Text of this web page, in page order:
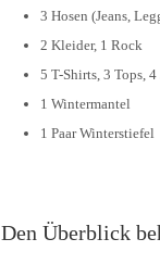
3 Hosen (Jeans,
2 Kleider, 1 Rock
5 T-Shirts, 3 Tops,
1 Wintermantel
1 Paar Winterstiefel
Den Überblick